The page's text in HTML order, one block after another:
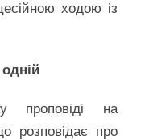
ходою із
проповіді на
розповідає про